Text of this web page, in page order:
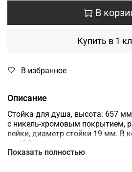
В
Купить в 1
В избранное
Описание
Стойка для душа, высота: 657
с никель-хромовым покрытием,
лейки, диаметр стойки 19 мм. В
из АВS пластика.
Показать полностью